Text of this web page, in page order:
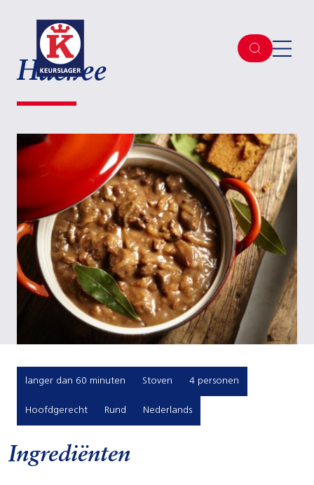
Hachee
langer dan 60 minuten Stoven 4 personen
Hoofdgerecht Rund Nederlands
Ingrediënten